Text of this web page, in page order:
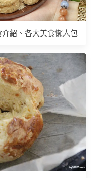
紹、各大美食懶人包